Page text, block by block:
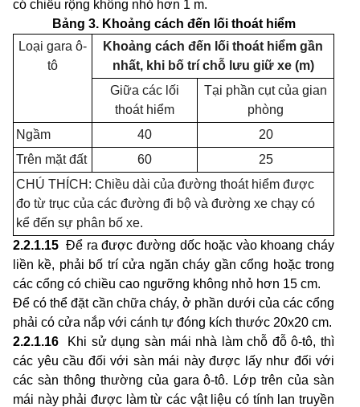
có chiều rộng không nhỏ hơn 1 m.
Bảng 3. Khoảng cách đến lối thoát hiểm
Loại gara ô-
tô
Khoảng cách đến lối thoát hiểm gần
nhất, khi bố trí chỗ lưu giữ xe (m)
Giữa các lối
thoát hiểm
Tại phần cụt của gian
phòng
Ngầm
40
20
Trên mặt đất
60
25
CHÚ THÍCH: Chiều dài của đường thoát hiểm được
đo từ trục của các đường đi bộ và đường xe chạy có
kể đến sự phân bố xe.
2.2.1.15 Để ra được đường dốc hoặc vào khoang cháy
liền kề, phải bố trí cửa ngăn cháy gần cổng hoặc trong
các cổng có chiều cao ngưỡng không nhỏ hơn 15 cm.
Để có thể đặt cần chữa cháy, ở phần dưới của các cổng
phải có cửa nắp với cánh tự đóng kích thước 20x20 cm.
2.2.1.16 Khi sử dụng sàn mái nhà làm chỗ đỗ ô-tô, thì
các yêu cầu đối với sàn mái này được lấy như đối với
các sàn thông thường của gara ô-tô. Lớp trên của sàn
mái này phải được làm từ các vật liệu có tính lan truyền